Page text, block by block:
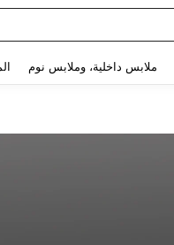
ملابس داخلية، وملابس نوم